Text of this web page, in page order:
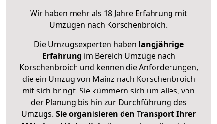
Wir haben mehr als 18 Jahre Erfahrung mit
Umzügen nach Korschenbroich.
Die Umzugsexperten haben langjährige
Erfahrung im Bereich Umzüge nach
Korschenbroich und kennen die Anforderungen,
die ein Umzug von Mainz nach Korschenbroich
mit sich bringt. Sie kümmern sich um alles, von
der Planung bis hin zur Durchführung des
Umzugs. Sie organisieren den Transport Ihrer